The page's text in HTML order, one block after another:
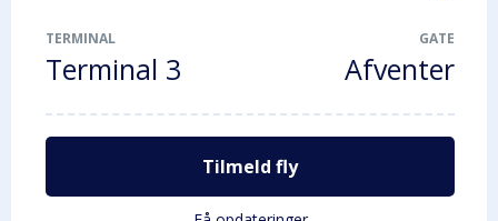
TERMINAL
Terminal 3
GATE
Afventer
Tilmeld fly